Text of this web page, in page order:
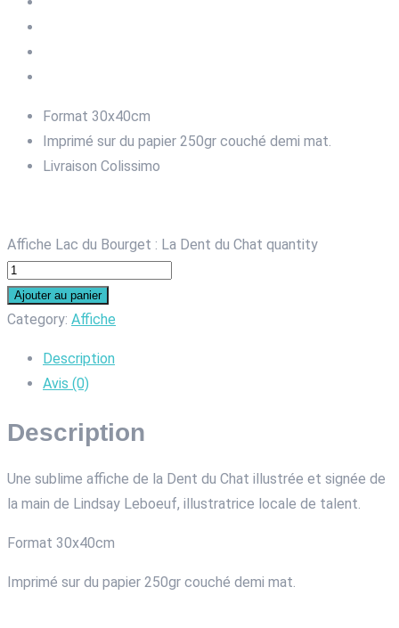
Format 30x40cm
Imprimé sur du papier 250gr couché demi mat.
Livraison Colissimo
Affiche Lac du Bourget : La Dent du Chat quantity
Ajouter au panier
Category: Affiche
Description
Avis (0)
Description
Une sublime affiche de la Dent du Chat illustrée et signée de
la main de Lindsay Leboeuf, illustratrice locale de talent.
Format 30x40cm
Imprimé sur du papier 250gr couché demi mat.